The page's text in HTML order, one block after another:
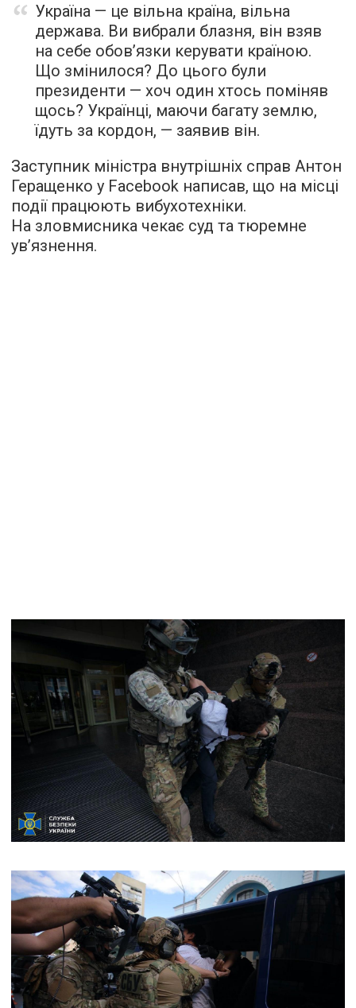
Україна — це вільна країна, вільна
держава. Ви вибрали блазня, він взяв
на себе обов’язки керувати країною.
Що змінилося? До цього були
президенти — хоч один хтось поміняв
щось? Українці, маючи багату землю,
їдуть за кордон, — заявив він.
Заступник міністра внутрішніх справ Антон
Геращенко у Facebook написав, що на місці
події працюють вибухотехніки.
На зловмисника чекає суд та тюремне
ув’язнення.